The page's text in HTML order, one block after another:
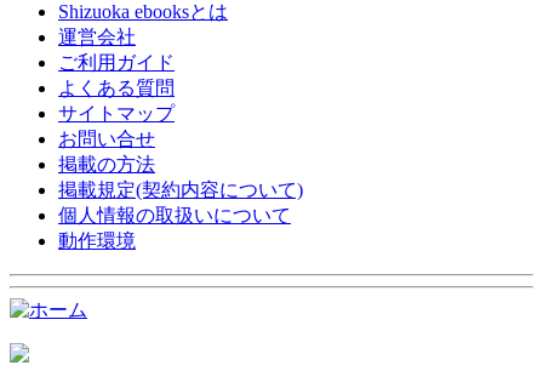
Shizuoka ebooksとは
運営会社
ご利用ガイド
よくある質問
サイトマップ
お問い合せ
掲載の方法
掲載規定(契約内容について)
個人情報の取扱いについて
動作環境